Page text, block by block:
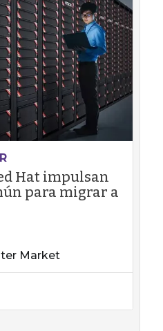
Hat impulsan
para migrar a
Market